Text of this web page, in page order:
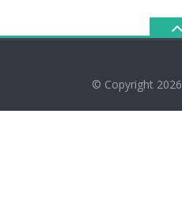
© Copyright 2026